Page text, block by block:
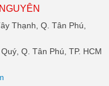
Thạnh, Q. Tân Phú,
Q. Tân Phú, TP. HCM